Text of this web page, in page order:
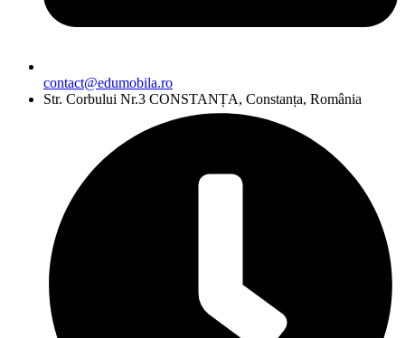
contact@edumobila.ro
Str. Corbului Nr.3 CONSTANȚA, Constanța, România